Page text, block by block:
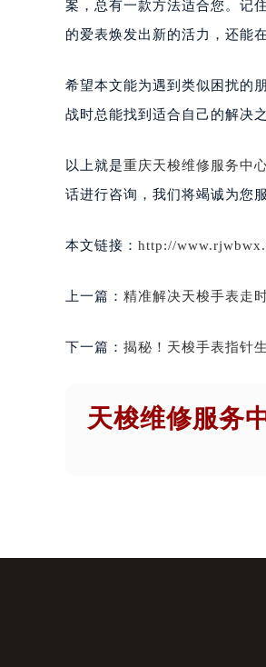
案，总有一款方法适合您。记
的爱表焕发出新的活力，还能
希望本文能为遇到类似困扰的
战时总能找到适合自己的解决
以上就是重庆天梭维修服务中
话进行咨询，我们将竭诚为您服
本文链接： http://
上一篇： 精准解决天梭手表走
下一篇： 揭秘！天梭手表指针
天梭维修服务